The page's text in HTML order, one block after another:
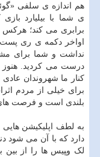
هم اندازه ی سلفی
ی شما با بیلیارد
اواخر دکمه ی ری پست
نداشت و شما برای
درست می کردید. هنوز
کنار ما شهروندان
برای خیلی از مردم
بلندی است و فرصت
به لطف اپ‍لیکیشن هایی
دارد که با آن می شود
لک و‍پیس ها را از بین